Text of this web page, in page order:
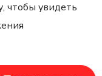
чтобы увидеть